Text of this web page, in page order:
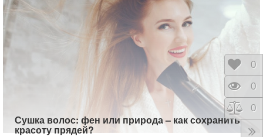
Сушка волос: фен или природа – как сохранить
красоту прядей?
0
0
0